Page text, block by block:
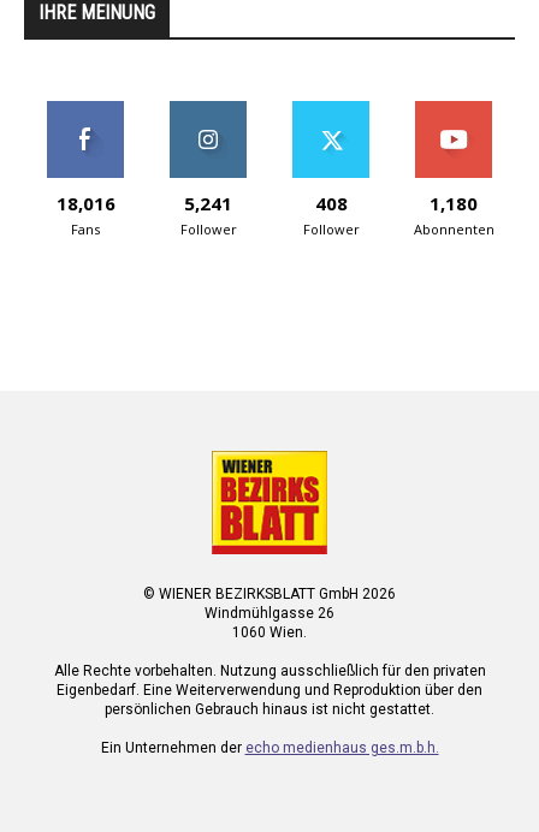
IHRE MEINUNG
18,016
Fans
5,241
Follower
408
Follower
1,180
Abonnenten
© WIENER BEZIRKSBLATT GmbH 2026
Windmühlgasse 26
1060 Wien.
Alle Rechte vorbehalten. Nutzung ausschließlich für den privaten
Eigenbedarf. Eine Weiterverwendung und Reproduktion über den
persönlichen Gebrauch hinaus ist nicht gestattet.
Ein Unternehmen der echo medienhaus ges.m.b.h.